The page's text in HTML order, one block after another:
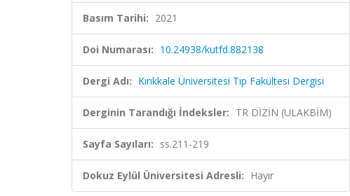
Basım Tarihi: 2021
Doi Numarası: 10.24938/kutfd.882138
Dergi Adı: Kırıkkale Üniversitesi Tıp Fakültesi Dergisi
Derginin Tarandığı İndeksler: TR DİZİN (ULAKBİM)
Sayfa Sayıları: ss.211-219
Dokuz Eylül Üniversitesi Adresli: Hayır